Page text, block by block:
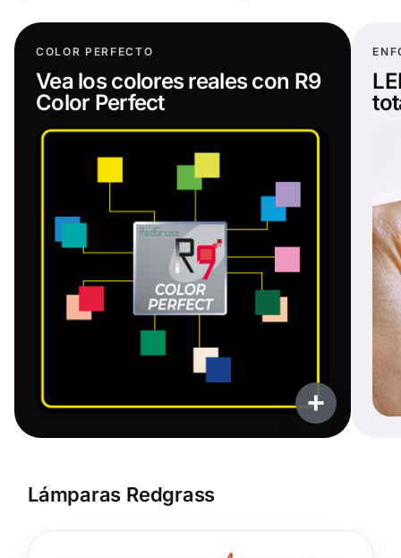
COLOR PERFECTO
Vea los colores reales con R9
Color Perfect
+
Lámparas Redgrass